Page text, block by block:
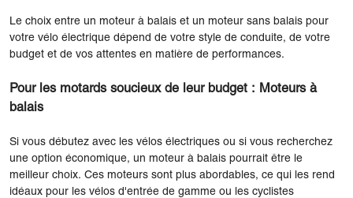
Le choix entre un moteur à balais et un moteur sans balais pour
votre vélo électrique dépend de votre style de conduite, de votre
budget et de vos attentes en matière de performances.
Pour les motards soucieux de leur budget : Moteurs à
balais
Si vous débutez avec les vélos électriques ou si vous recherchez
une option économique, un moteur à balais pourrait être le
meilleur choix. Ces moteurs sont plus abordables, ce qui les rend
idéaux pour les vélos d'entrée de gamme ou les cyclistes